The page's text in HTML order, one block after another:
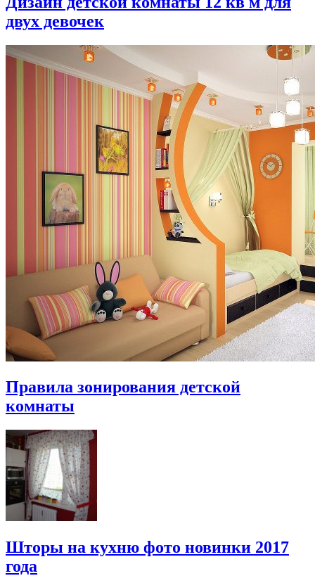
двух девочек
Правила зонирования детской
комнаты
Шторы на кухню фото новинки 2017
года